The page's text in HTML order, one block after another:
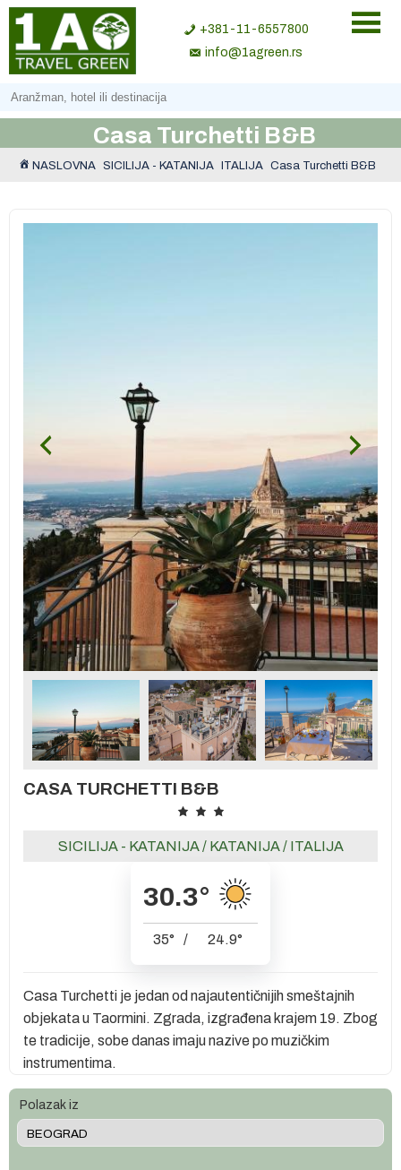
+381-11-6557800
info@1agreen.rs
Casa Turchetti B&B
NASLOVNA SICILIJA - KATANIJA ITALIJA Casa Turchetti B&B
CASA TURCHETTI B&B
SICILIJA - KATANIJA/ KATANIJA/ ITALIJA
30.3°
35° / 24.9°
Casa Turchetti je jedan od najautentičnijih smeštajnih
objekata u Taormini. Zgrada, izgrađena krajem 19. Zbog
te tradicije, sobe danas imaju nazive po muzičkim
instrumentima.
Polazak iz